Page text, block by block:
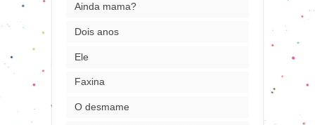
Ainda mama?
Dois anos
Ele
Faxina
O desmame